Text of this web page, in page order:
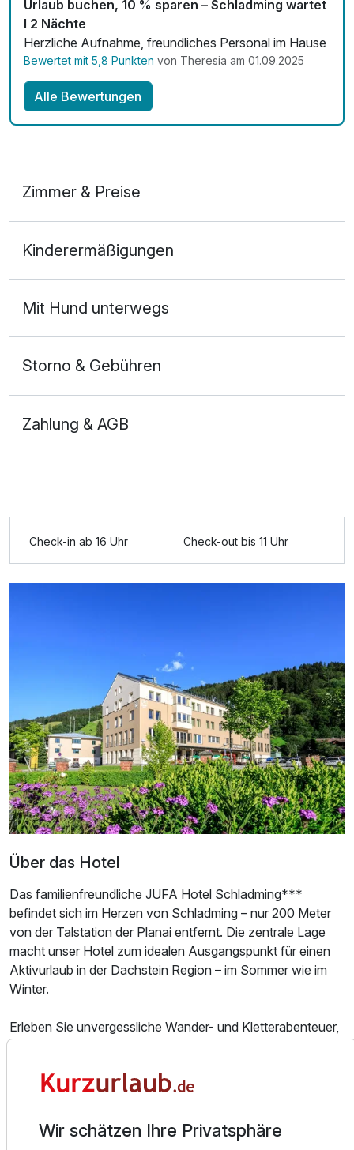
Urlaub buchen, 10 % sparen – Schladming wartet
I 2 Nächte
Herzliche Aufnahme, freundliches Personal im Hause
Bewertet mit 5,8 Punkten von Theresia am 01.09.2025
Alle Bewertungen
Zimmer & Preise
2 Erwachsene
p.P. ab193,00 €
1 Erwachsenen und 1 Kind
Ausstattung
Für 4 Tage
Einzelzimmer
Kinderermäßigungen
Mit Hund unterwegs
Storno & Gebühren
Zahlung & AGB
Check-in ab 16 Uhr Check-out bis 11 Uhr
Über das Hotel
Das familienfreundliche JUFA Hotel Schladming***
befindet sich im Herzen von Schladming – nur 200 Meter
von der Talstation der Planai entfernt. Die zentrale Lage
macht unser Hotel zum idealen Ausgangspunkt für einen
Aktivurlaub in der Dachstein Region – im Sommer wie im
Winter.
Erleben Sie unvergessliche Wander- und Kletterabenteuer,
gehen Sie Mountainbiken oder genießen Sie entspannte
Dachsteinmassiv. Ob sportlich oder gemütlich – die Region
Für Spaß und Bewegung sorgt unser hoteleigener Indoor-
Wir schätzen Ihre Privatsphäre